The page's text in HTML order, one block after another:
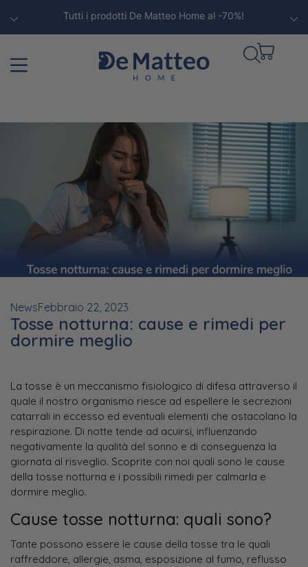
Tutti i prodotti De Matteo Home al -70%!
NewsFebbraio 22, 2023
Tosse notturna: cause e rimedi per
dormire meglio
La tosse è un meccanismo fisiologico di difesa attraverso il
quale il nostro organismo riesce ad espellere le secrezioni
catarrali in eccesso ed eventuali elementi che ostacolano la
respirazione. Di notte tende ad acuirsi, influenzando
negativamente la qualità del sonno e di conseguenza la
giornata al risveglio. Scoprite con noi quali sono le cause
della tosse notturna e i possibili rimedi per calmarla e
dormire meglio.
Cause tosse notturna: quali sono?
Tante possono essere le cause della tosse tra le quali
raffreddore, allergie, asma, esposizione al fumo, reflusso